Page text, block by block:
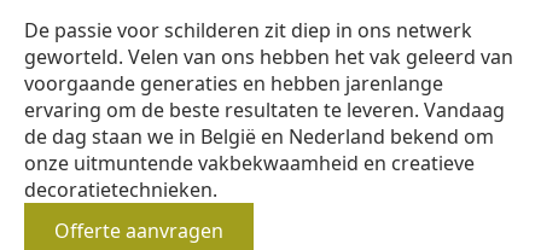
De passie voor schilderen zit diep in ons netwerk
geworteld. Velen van ons hebben het vak geleerd van
voorgaande generaties en hebben jarenlange
ervaring om de beste resultaten te leveren. Vandaag
de dag staan we in België en Nederland bekend om
onze uitmuntende vakbekwaamheid en creatieve
decoratietechnieken.
Offerte aanvragen